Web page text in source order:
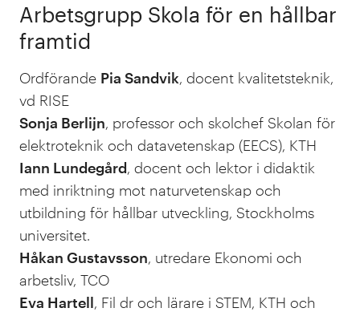
Arbetsgrupp Skola för en hållbar
framtid
Ordförande Pia Sandvik, docent kvalitetsteknik,
vd RISE
Sonja Berlijn, professor och skolchef Skolan för
elektroteknik och datavetenskap (EECS), KTH
Iann Lundegård, docent och lektor i didaktik
med inriktning mot naturvetenskap och
utbildning för hållbar utveckling, Stockholms
universitet.
Håkan Gustavsson, utredare Ekonomi och
arbetsliv, TCO
Eva Hartell, Fil dr och lärare i STEM, KTH och